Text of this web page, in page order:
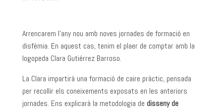
Arrencarem l’any nou amb noves jornades de formació en
disfèmia. En aquest cas, tenim el plaer de comptar amb la
logopeda Clara Gutiérrez Barroso.
La Clara impartirà una formació de caire pràctic, pensada
per recollir els coneixements exposats en les anteriors
jornades. Ens explicarà la metodologia de disseny de